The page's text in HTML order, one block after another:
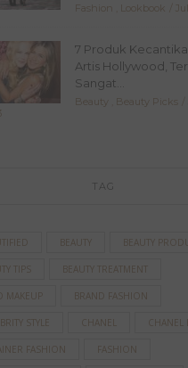
Fashion Lookbook
7 Produk
Artis Hollywood,
Sangat...
Beauty Beauty Picks
TAG
BEAUTY BEAUTY
TIPS BEAUTY TREATMENT
MAKEUP BRAND FASHION
STYLE CHANEL CHANEL
FASHION FASHION